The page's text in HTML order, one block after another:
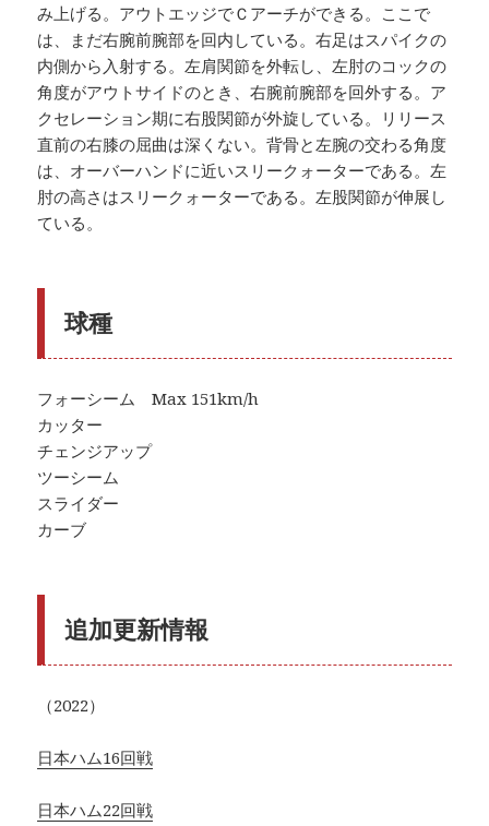
み上げる。アウトエッジでＣアーチができる。ここで
は、まだ右腕前腕部を回内している。右足はスパイクの
内側から入射する。左肩関節を外転し、左肘のコックの
角度がアウトサイドのとき、右腕前腕部を回外する。ア
クセレーション期に右股関節が外旋している。リリース
直前の右膝の屈曲は深くない。背骨と左腕の交わる角度
は、オーバーハンドに近いスリークォーターである。左
肘の高さはスリークォーターである。左股関節が伸展し
ている。
球種
フォーシーム Max 151km/h
カッター
チェンジアップ
ツーシーム
スライダー
カーブ
追加更新情報
（2022）
日本ハム16回戦
日本ハム22回戦